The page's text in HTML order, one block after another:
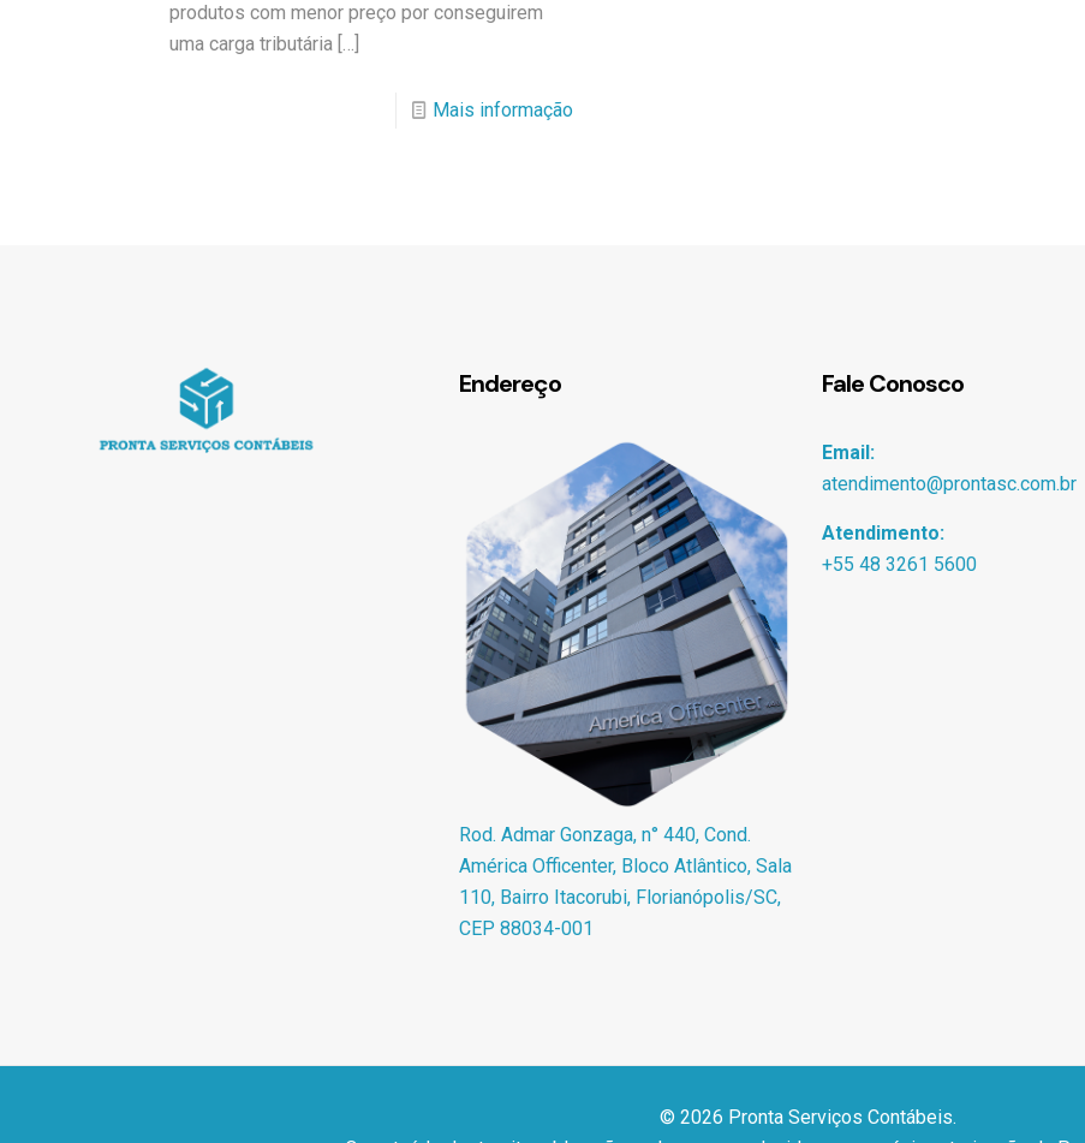
produtos com menor preço por conseguirem
uma carga tributária[…]
Mais informação
Endereço
Rod. Admar Gonzaga, n° 440, Cond.
América Officenter, Bloco Atlântico, Sala
110, Bairro Itacorubi, Florianópolis/SC,
CEP 88034-001
Fale Conosco
Email:
atendimento@prontasc.com.br
Atendimento:
+55 48 3261 5600
© 2026 Pronta Serviços Contábeis.